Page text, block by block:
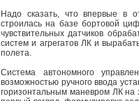
Надо сказать, что впервые в
строилась на базе бортовой
чувствительных датчиков
систем и агрегатов ЛК и
полета.
Система автономного
возможностью ручного ввода
горизонтальным маневром ЛК на